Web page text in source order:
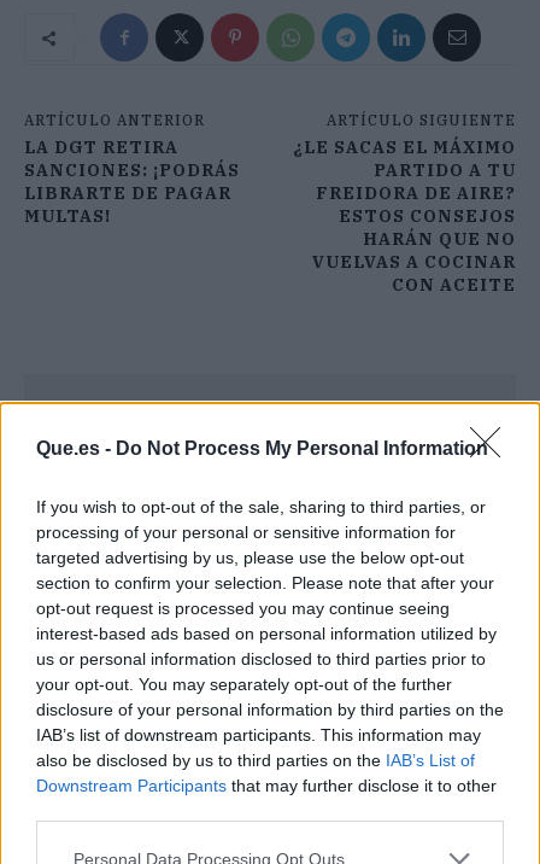
Que.es - Do Not Process My Personal Information
If you wish to opt-out of the sale, sharing to third parties, or
processing of your personal or sensitive information for
targeted advertising by us, please use the below opt-out
section to confirm your selection. Please note that after your
opt-out request is processed you may continue seeing
interest-based ads based on personal information utilized by
us or personal information disclosed to third parties prior to
your opt-out. You may separately opt-out of the further
disclosure of your personal information by third parties on the
IAB’s list of downstream participants. This information may
also be disclosed by us to third parties on the IAB’s List of
Downstream Participants that may further disclose it to other
Personal Data Processing Opt Outs
ARTÍCULO ANTERIOR
LA DGT RETIRA
SANCIONES: ¡PODRÁS
LIBRARTE DE PAGAR
MULTAS!
ARTÍCULO SIGUIENTE
¿LE SACAS EL MÁXIMO
PARTIDO A TU
FREIDORA DE AIRE?
ESTOS CONSEJOS
HARÁN QUE NO
VUELVAS A COCINAR
CON ACEITE
Publicidad